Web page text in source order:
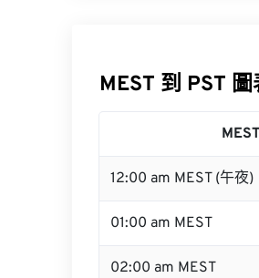
MEST 到 PST 圖
12:00 am MEST (午夜)
01:00 am MEST
02:00 am MEST